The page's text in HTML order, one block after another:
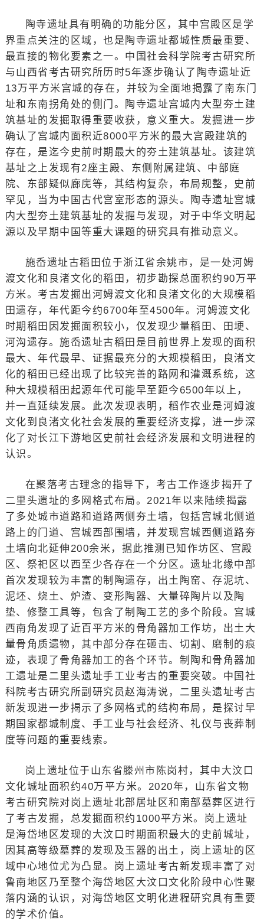
陶寺遗址具有明确的功能分区，其中宫殿区是学
界重点关注的区域，也是陶寺遗址都城性质最重要、
最直接的物化要素之一。中国社会科学院考古研究所
与山西省考古研究所历时5年逐步确认了陶寺遗址近
13万平方米宫城的存在，并较为全面地揭露了南东门
址和东南拐角处的侧门。陶寺遗址宫城内大型夯土建
筑基址的发掘取得重要收获，意义重大。发掘进一步
确认了宫城内面积近8000平方米的最大宫殿建筑的
存在，是迄今史前时期最大的夯土建筑基址。该建筑
基址之上发现有2座主殿、东侧附属建筑、中部庭
院、东部疑似廊庑等，其结构复杂，布局规整，史前
罕见，当为中国古代宫室形态的源头。陶寺遗址宫城
内大型夯土建筑基址的发掘与发现，对于中华文明起
源以及早期中国等重大课题的研究具有推动意义。
施岙遗址古稻田位于浙江省余姚市，是一处河姆
渡文化和良渚文化的稻田，初步勘探总面积约90万平
方米。考古发掘出河姆渡文化和良渚文化的大规模稻
田遗存，年代距今约6700年至4500年。河姆渡文化
时期稻田因发掘面积较小，仅发现少量稻田、田埂、
河沟遗存。施岙遗址古稻田是目前世界上发现的面积
最大、年代最早、证据最充分的大规模稻田，良渚文
化的稻田已经出现了比较完善的路网和灌溉系统，这
种大规模稻田起源年代可能早至距今6500年以上，
并一直延续发展。此次发现表明，稻作农业是河姆渡
文化到良渚文化社会发展的重要经济支撑，进一步深
化了对长江下游地区史前社会经济发展和文明进程的
认识。
在聚落考古理念的指导下，考古工作逐步揭开了
二里头遗址的多网格式布局。2021年以来陆续揭露
了多处城市道路和道路两侧夯土墙，包括宫城北侧道
路上的门道、宫城西部围墙，并发现宫城西侧道路夯
土墙向北延伸200余米，据此推测已知作坊区、宫殿
区、祭祀区以西至少各存在一个分区。遗址北缘中部
首次发现较为丰富的制陶遗存，出土陶窑、存泥坑、
泥坯、烧土、炉渣、变形陶器、大量碎陶片以及陶
垫、修整工具等，包含了制陶工艺的多个阶段。宫城
西南角发现了近百平方米的骨角器加工作坊，出土大
量骨角质遗物，其中部分存在砸击、切割、磨制的痕
迹，表现了骨角器加工的各个环节。制陶和骨角器加
工遗址是二里头遗址手工业考古的重要突破。中国社
科院考古研究所副研究员赵海涛说，二里头遗址考古
新发现进一步揭示了多网格式的结构布局，是探讨早
期国家都城制度、手工业与社会经济、礼仪与丧葬制
度等问题的重要线索。
岗上遗址位于山东省滕州市陈岗村，其中大汶口
文化城址面积约40万平方米。2020年，山东省文物
考古研究院对岗上遗址北部居址区和南部墓葬区进行
了考古发掘，总发掘面积约1000平方米。岗上遗址
是海岱地区发现的大汶口时期面积最大的史前城址，
因其高等级墓葬的发现及玉器的出土，岗上遗址的区
域中心地位尤为凸显。岗上遗址考古新发现丰富了对
鲁南地区乃至整个海岱地区大汶口文化阶段中心性聚
落内涵的认识，对海岱地区文明化进程研究具有重要
的学术价值。